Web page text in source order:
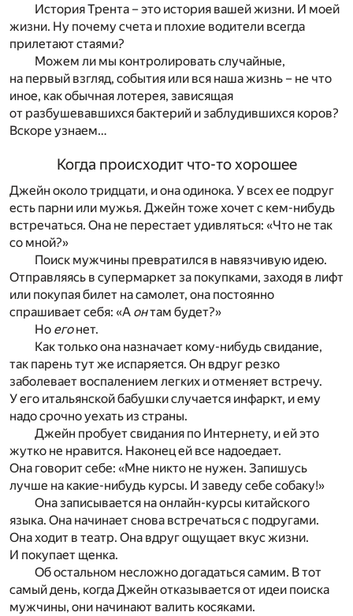
История Трента – это история вашей жизни. И моей
жизни. Ну почему счета и плохие водители всегда
прилетают стаями?
Можем ли мы контролировать случайные,
на первый взгляд, события или вся наша жизнь – не что
иное, как обычная лотерея, зависящая
от разбушевавшихся бактерий и заблудившихся коров?
Вскоре узнаем…
Когда происходит что-то хорошее
Джейн около тридцати, и она одинока. У всех ее подруг
есть парни или мужья. Джейн тоже хочет с кем-нибудь
встречаться. Она не перестает удивляться: «Что не так
со мной?»
Поиск мужчины превратился в навязчивую идею.
Отправляясь в супермаркет за покупками, заходя в лифт
или покупая билет на самолет, она постоянно
спрашивает себя: «А онтам будет?»
Но егонет.
Как только она назначает кому-нибудь свидание,
так парень тут же испаряется. Он вдруг резко
заболевает воспалением легких и отменяет встречу.
У его итальянской бабушки случается инфаркт, и ему
надо срочно уехать из страны.
Джейн пробует свидания по Интернету, и ей это
жутко не нравится. Наконец ей все надоедает.
Она говорит себе: «Мне никто не нужен. Запишусь
лучше на какие-нибудь курсы. И заведу себе собаку!»
Она записывается на онлайн-курсы китайского
языка. Она начинает снова встречаться с подругами.
Она ходит в театр. Она вдруг ощущает вкус жизни.
И покупает щенка.
Об остальном несложно догадаться самим. В тот
самый день, когда Джейн отказывается от идеи поиска
мужчины, они начинают валить косяками.